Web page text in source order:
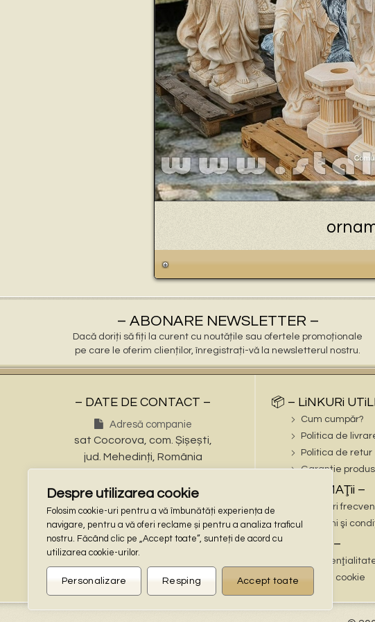
Despre utilizarea cookie
Folosim cookie-uri pentru a vă îmbunătăți experiența de
navigare, pentru a vă oferi reclame și pentru a analiza traficul
nostru. Făcând clic pe „Accept toate”, sunteți de acord cu
utilizarea cookie-urilor.
Personalizare Resping Accept toate
– ABONARE NEWSLETTER –
Dacă doriți să fiți la curent cu noutățile sau ofertele promoționale
pe care le oferim clienților, înregistrați-vă la newsletterul nostru.
– DATE DE CONTACT –
Adresă companie
sat Cocorova, com. Șișești,
jud. Mehedinți, România
Tel: (+40) 721 695 473
Tel: (+40) 748 862 997
Adresa de email
stalpisorisistatuete@gmail.com
Locaţie GPS
📦 – LiNKURi
Cum cumpăr?
Politica de
Politica de retur
Garanție
ℹ️ – iNFORMAŢii –
Întrebări
Termeni şi
🔒 – LEGAL –
Politica cookie